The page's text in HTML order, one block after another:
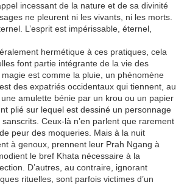
incessant de la nature et de sa divinité
ne pleurent ni les vivants, ni les morts.
L’esprit est impérissable, éternel,
hermétique à ces pratiques, cela
font partie intégrante de la vie des
est comme la pluie, un phénomène
des expatriés occidentaux qui tiennent, au
amulette bénie par un krou ou un papier
plié sur lequel est dessiné un personnage
Ceux-là n’en parlent que rarement
peur des moqueries. Mais à la nuit
à genoux, prennent leur Prah Ngang à
le bref Khata nécessaire à la
D’autres, au contraire, ignorant
rituelles, sont parfois victimes d’un